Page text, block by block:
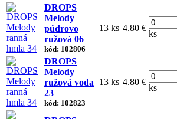
DROPS
Melody
púdrovo
ružová 06
kód: 102806
13 ks 4.80 €
ks
DROPS
Melody
ružová voda
23
kód: 102823
13 ks 4.80 €
ks